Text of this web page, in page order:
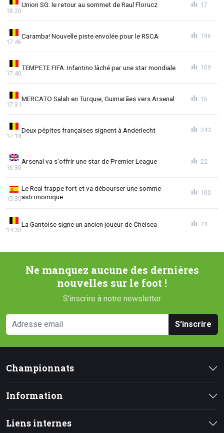
Union SG: le retour au sommet de Raul Florucz
18:20
17
Caramba! Nouvelle piste envolée pour le RSCA
17:46
196
TEMPETE FIFA: Infantino lâché par une star mondiale
17:40
109
MERCATO Salah en Turquie, Guimarães vers Arsenal
17:31
15
Deux pépites françaises signent à Anderlecht
17:18
243
Arsenal va s'offrir une star de Premier League
16:30
22
Le Real frappe fort et va débourser une somme
astronomique
15:30
100
La Gantoise signe un ancien joueur de Chelsea
14:30
24
Ne manquez aucune des dernières
nouvelles sur le foot !
S'inscrire à notre newsletter
S'inscrire
Championnats
Information
Liens internes